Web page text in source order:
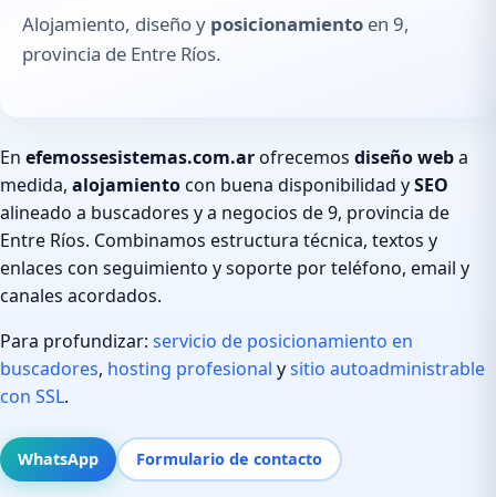
Alojamiento, diseño y posicionamiento en 9,
provincia de Entre Ríos.
En efemossesistemas.com.arofrecemos diseño weba
medida, alojamientocon buena disponibilidad ySEO
alineado a buscadores y a negocios de 9, provincia de
Entre Ríos. Combinamos estructura técnica, textos y
enlaces con seguimiento y soporte por teléfono, email y
canales acordados.
Para profundizar: servicio de posicionamiento en
buscadores, hosting profesional ysitio autoadministrable
con SSL.
WhatsApp Formulario de contacto